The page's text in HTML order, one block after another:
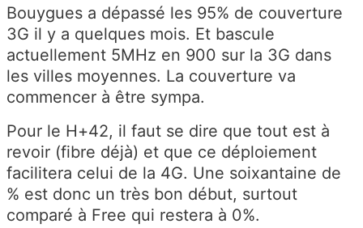
Bouygues a dépassé les 95% de couverture
3G il y a quelques mois. Et bascule
actuellement 5MHz en 900 sur la 3G dans
les villes moyennes. La couverture va
commencer à être sympa.
Pour le H+42, il faut se dire que tout est à
revoir (fibre déjà) et que ce déploiement
facilitera celui de la 4G. Une soixantaine de
% est donc un très bon début, surtout
comparé à Free qui restera à 0%.